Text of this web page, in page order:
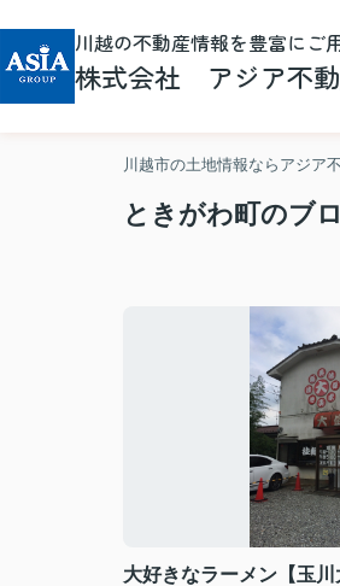
川越の不動産情報を豊富にご
株式会社 アジア不
川越市の土地情報ならアジア
ときがわ町のブ
大好きなラーメン【玉